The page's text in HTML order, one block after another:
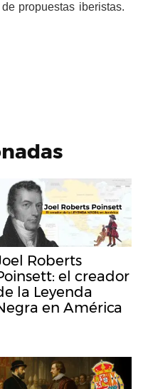
propuestas iberistas.
Roberts
el creador
la Leyenda
en América